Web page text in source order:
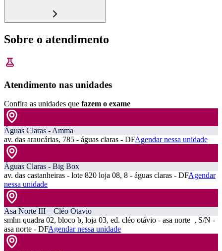
Sobre o atendimento
Atendimento nas unidades
Confira as unidades que fazem o exame
Águas Claras - Amma
av. das araucárias, 785 - águas claras - DFAgendar nessa unidade
Águas Claras - Big Box
av. das castanheiras - lote 820 loja 08, 8 - águas claras - DFAgendar
nessa unidade
Asa Norte III – Cléo Otavio
smhn quadra 02, bloco b, loja 03, ed. cléo otávio - asa norte , S/N -
asa norte - DFAgendar nessa unidade